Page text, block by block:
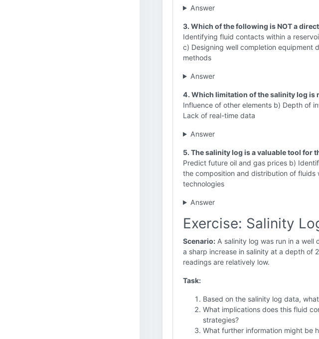
Answer
3. Which of the following is NOT a
Identifying fluid contacts within a
c) Designing well completion equipment
methods
Answer
4. Which limitation of the salinity log is
Influence of other elements b) Depth of
Lack of real-time data
Answer
5. The salinity log is a valuable tool for
Predict future oil and gas prices b)
the composition and distribution of fluids
technologies
Answer
Exercise: Salinity
Scenario: A salinity log was run in a well
a sharp increase in salinity at a depth of
readings are relatively low.
Task:
Based on the salinity log data,
What implications does this fluid
strategies?
What further information might be